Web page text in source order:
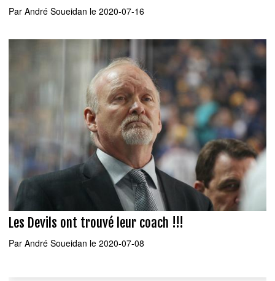
Par André Soueidan le 2020-07-16
Les Devils ont trouvé leur coach !!!
Par André Soueidan le 2020-07-08